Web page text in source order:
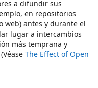
a difundir sus
en repositorios
web) antes y durante el
lugar a intercambios
más temprana y
The Effect of Open